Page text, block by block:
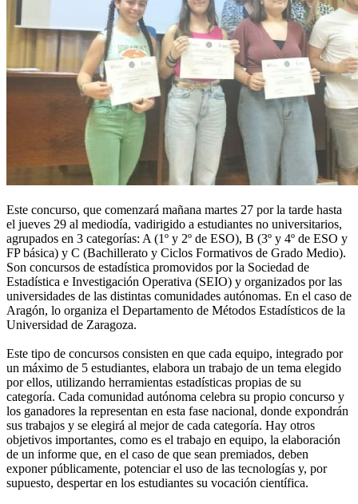
Este concurso, que comenzará mañana martes 27 por la tarde hasta
el jueves 29 al mediodía, vadirigido a estudiantes no universitarios,
agrupados en 3 categorías: A (1º y 2º de ESO), B (3º y 4º de ESO y
FP básica) y C (Bachillerato y Ciclos Formativos de Grado Medio).
Son concursos de estadística promovidos por la Sociedad de
Estadística e Investigación Operativa (SEIO) y organizados por las
universidades de las distintas comunidades autónomas. En el caso de
Aragón, lo organiza el Departamento de Métodos Estadísticos de la
Universidad de Zaragoza.
Este tipo de concursos consisten en que cada equipo, integrado por
un máximo de 5 estudiantes, elabora un trabajo de un tema elegido
por ellos, utilizando herramientas estadísticas propias de su
categoría. Cada comunidad autónoma celebra su propio concurso y
los ganadores la representan en esta fase nacional, donde expondrán
sus trabajos y se elegirá al mejor de cada categoría. Hay otros
objetivos importantes, como es el trabajo en equipo, la elaboración
de un informe que, en el caso de que sean premiados, deben
exponer públicamente, potenciar el uso de las tecnologías y, por
supuesto, despertar en los estudiantes su vocación científica.